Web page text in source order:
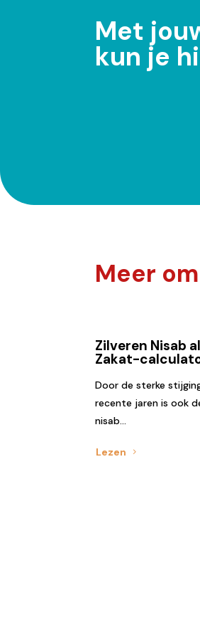
Met
kun je
Meer
Zilveren Nisab
Zakat-
Door de sterke
recente jaren is ook
nisab...
Lezen